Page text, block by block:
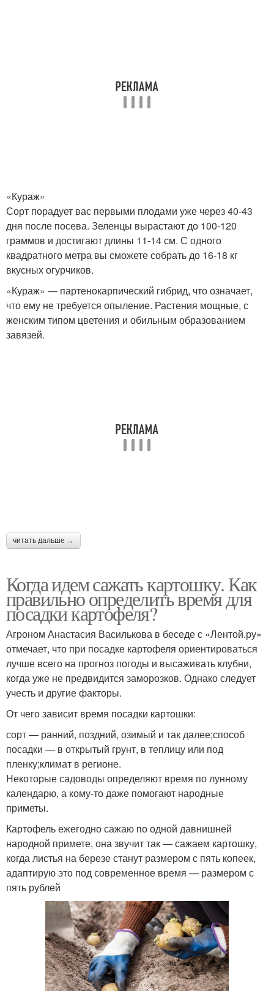
«Кураж»
Сорт порадует вас первыми плодами уже через 40-43
дня после посева. Зеленцы вырастают до 100-120
граммов и достигают длины 11-14 см. С одного
квадратного метра вы сможете собрать до 16-18 кг
вкусных огурчиков.
«Кураж» — партенокарпический гибрид, что означает,
что ему не требуется опыление. Растения мощные, с
женским типом цветения и обильным образованием
завязей.
читать дальше →
Когда идем сажать картошку. Как
правильно определить время для
посадки картофеля?
Агроном Анастасия Василькова в беседе с «Лентой.ру»
отмечает, что при посадке картофеля ориентироваться
лучше всего на прогноз погоды и высаживать клубни,
когда уже не предвидится заморозков. Однако следует
учесть и другие факторы.
От чего зависит время посадки картошки:
сорт — ранний, поздний, озимый и так далее;способ
посадки — в открытый грунт, в теплицу или под
пленку;климат в регионе.
Некоторые садоводы определяют время по лунному
календарю, а кому-то даже помогают народные
приметы.
Картофель ежегодно сажаю по одной давнишней
народной примете, она звучит так — сажаем картошку,
когда листья на березе станут размером с пять копеек,
адаптирую это под современное время — размером с
пять рублей